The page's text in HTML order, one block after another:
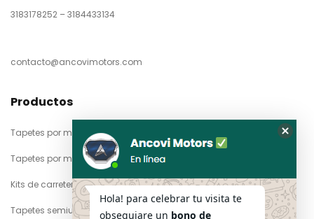
3183178252 – 3184433134
contacto@ancovimotors.com
Productos
Tapetes por marca
Tapetes por material
Kits de carretera
Tapetes semiuniversales
de
Hola! para celebrar tu visita te
obsequiare un bono de